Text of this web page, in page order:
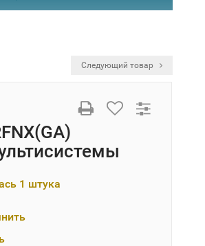
Следующий товар
1 штука